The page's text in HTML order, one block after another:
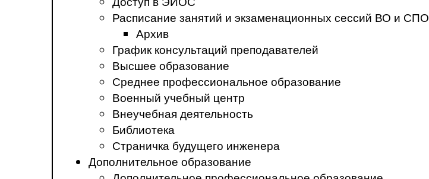
Расписание занятий и экзаменационных сессий ВО и СПО
Архив
График консультаций преподавателей
Высшее образование
Среднее профессиональное образование
Военный учебный центр
Внеучебная деятельность
Библиотека
Страничка будущего инженера
Дополнительное образование